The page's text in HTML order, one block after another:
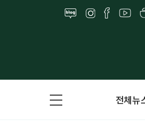
전체뉴